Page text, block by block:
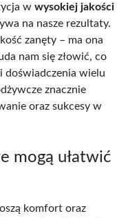
w wysokiej jakości
na nasze rezultaty.
zanęty – ma ona
nam się złowić, co
doświadczenia wielu
znacznie
oraz sukcesy w
mogą ułatwić
komfort oraz